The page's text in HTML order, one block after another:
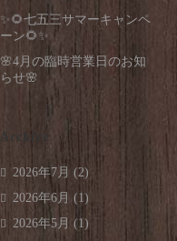
✨🌻七五三サマーキャンペ
ーン🌻✨
🌸4月の臨時営業日のお知
らせ🌸
Archive
2026年7月 (2)
2026年6月 (1)
2026年5月 (1)